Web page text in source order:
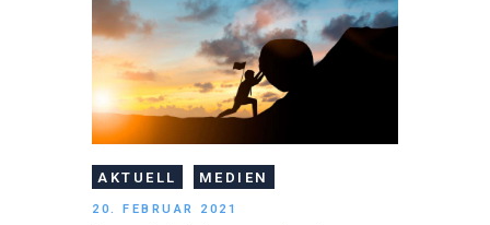
ÜBER UNS
DOWNLOADS
AKTUELL MEDIEN
20. FEBRUAR 2021